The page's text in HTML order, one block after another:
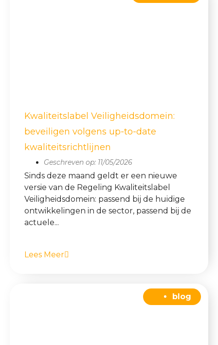
Kwaliteitslabel Veiligheidsdomein:
beveiligen volgens up-to-date
kwaliteitsrichtlijnen
Geschreven op: 11/05/2026
Sinds deze maand geldt er een nieuwe
versie van de Regeling Kwaliteitslabel
Veiligheidsdomein: passend bij de huidige
ontwikkelingen in de sector, passend bij de
actuele...
Lees Meer
blog